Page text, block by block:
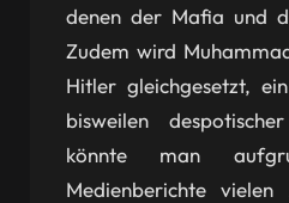
denen der Mafia und
Zudem wird
Hitler gleichgesetzt,
bisweilen
könnte man
Medienberichte vielen